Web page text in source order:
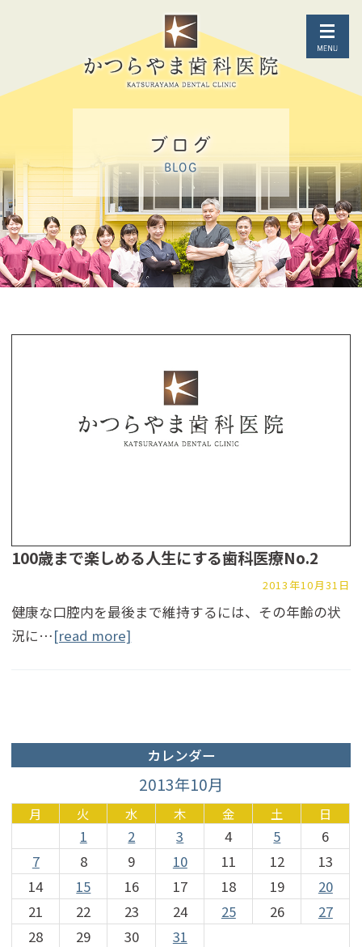
ブログ
BLOG
100歳まで楽しめる人生にする歯科医療No.2
2013年10月31日
健康な口腔内を最後まで維持するには、その年齢の状
況に…[read more]
カレンダー
2013年10月
月 火 水 木 金 土 日
1 2 3 4 5
6
7
8 9 10 11 12
13
14
15 16 17 18 19
20
21
22 23 24 25 26
27
28
29 30 31